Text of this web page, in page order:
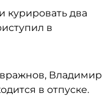
курировать два
в
Владимир
в отпуске.